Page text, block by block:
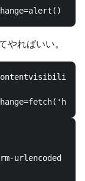
ればいい。
urlencoded